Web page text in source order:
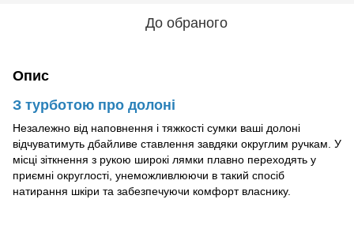
До обраного
Опис
З турботою про долоні
Незалежно від наповнення і тяжкості сумки ваші долоні
відчуватимуть дбайливе ставлення завдяки округлим ручкам. У
місці зіткнення з рукою широкі лямки плавно переходять у
приємні округлості, унеможливлюючи в такий спосіб
натирання шкіри та забезпечуючи комфорт власнику.